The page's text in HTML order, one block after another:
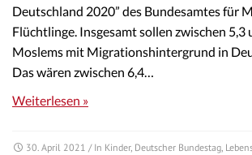
Deutschland 2020” des Bundesamtes für
Flüchtlinge. Insgesamt sollen zwischen
Moslems mit Migrationshintergrund in
Das wären zwischen 6,4…
Weiterlesen »
30. April 2021 / In Kinder, Deutscher Bundestag,